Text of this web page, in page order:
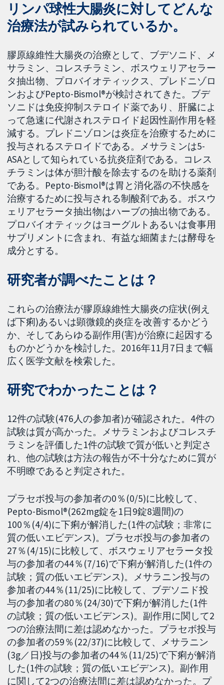
リンパ球性大腸炎に対してどんな
治療法が試みられているか。
膠原線維性大腸炎の治療として、ブデソニド、メ
サラミン、コレスチラミン、ボスウェリアセラー
タ抽出物、プロバイオティックス、プレドニゾロ
ンおよびPepto-Bismol®が検討されてきた。ブデ
ソニドは免疫抑制ステロイド薬であり、肝臓によ
って急速に代謝されステロイド起因性副作用を軽
減する。プレドニゾロンは炎症を治療するために
投与されるステロイドである。メサラミンは5-
ASAとして知られている抗炎症剤である。コレス
チラミンは体が胆汁酸を除去するのを助ける薬剤
である。Pepto-Bismol®は胃と消化器の不快感を
治療するために投与される制酸剤である。ボスウ
ェリアセラータ抽出物はハーブの抽出物である。
プロバイオティックはヨーグルトあるいは食事用
サプリメントに含まれ、有益な細菌または酵母を
成分とする。
研究者が調べたことは？
これらの治療法が膠原線維性大腸炎の症状(例え
ば下痢)あるいは顕微鏡的炎症を改善するかどう
か、そしてあらゆる副作用(害)が治療に起因する
ものかどうかを検討した。2016年11月7日まで幅
広く医学文献を検索した。
研究でわかったことは？
12件の試験(476人の参加者)が確認された。4件の
試験は質が高かった。メサラミンおよびコレスチ
ラミンを評価した1件の試験で質が低いと判定さ
れ、他の試験は方法の報告が不十分なために質が
不明瞭であると判定された。
プラセボ投与の参加者の0％(0/5)に比較して、
Pepto-Bismol®(262mg錠を1日9錠8週間)の
100％(4/4)に下痢が解消した(1件の試験；非常に
質の低いエビデンス)。プラセボ投与の参加者の
27％(4/15)に比較して、ボスウェリアセラータ投
与の参加者の44％(7/16)で下痢が解消した(1件の
試験；質の低いエビデンス)。メサラニン投与の
参加者の44％(11/25)に比較して、ブデソニド投
与の参加者の80％(24/30)で下痢が解消した(1件
の試験；質の低いエビデンス)。副作用に関して2
つの治療法間に差は認めなかった。プラセボ投与
の参加者の59％(22/37)に比較して、メサラニン
(3g／日)投与の参加者の44％(11/25)で下痢が解消
した(1件の試験；質の低いエビデンス)。副作用
に関して2つの治療法間に差は認めなかった。プ